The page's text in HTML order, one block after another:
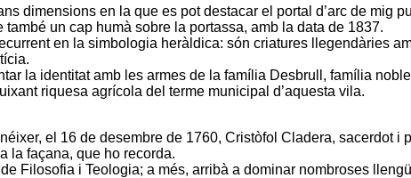
dimensions en la que es pot destacar el portal d’arc de mig
un cap humà sobre la portassa, amb la data de 1837.
en la simbologia heràldica: són criatures llegendàries
la identitat amb les armes de la família Desbrull, família
riquesa agrícola del terme municipal d’aquesta vila.
el 16 de desembre de 1760, Cristòfol Cladera, sacerdot i
la façana, que ho recorda.
Filosofia i Teologia; a més, arribà a dominar nombroses